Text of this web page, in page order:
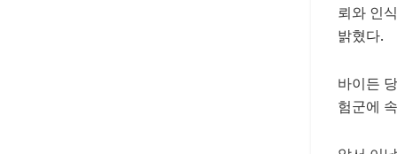
뢰와 인
밝혔다.
바이든
험군에